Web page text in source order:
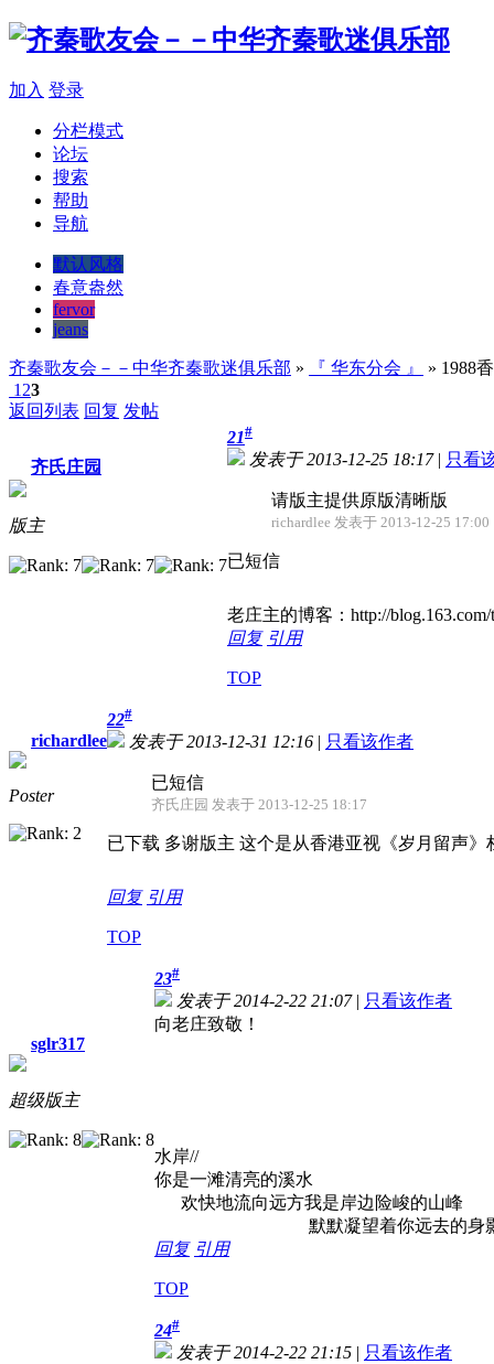
加入 登录
分栏模式
论坛
搜索
帮助
导航
默认风格
春意盎然
fervor
jeans
齐秦歌友会－－中华齐秦歌迷俱乐部 » 『 华东分会 』
» 1988
1 23
返回列表 回复 发帖
齐氏庄园
版主
21#
发表于 2013-12-25 18:17| 只看
请版主提供原版清晰版
richardlee 发表于 2013-12-25 17:00
已短信
老庄主的博客：http://blog.163.com/
回复 引用
TOP
richardlee
Poster
22#
发表于 2013-12-31 12:16 | 只看该作者
已短信
齐氏庄园 发表于 2013-12-25 18:17
已下载 多谢版主 这个是从香港亚视《岁月留声
回复 引用
TOP
sglr317
超级版主
23#
发表于 2014-2-22 21:07| 只看该作者
向老庄致敬！
水岸//
你是一滩清亮的溪水
欢快地流向远方我是岸边险峻的山峰
默默凝望着你远去的身
回复 引用
TOP
24#
发表于 2014-2-22 21:15 | 只看该作者